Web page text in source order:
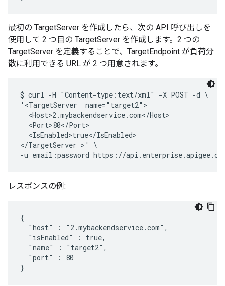
最初の TargetServer を作成したら、次の API 呼び出しを
使用して 2 つ目の TargetServer を作成します。2 つの
TargetServer を定義することで、TargetEndpoint が負荷分
散に利用できる URL が 2 つ用意されます。
$ curl -H "Content-type:text/xml" -X POST -d \
'<TargetServer  name="target2">
  <Host>2.mybackendservice.com</Host>
  <Port>80</Port>
  <IsEnabled>true</IsEnabled>
</TargetServer >' \
レスポンスの例:
{
  "host" : "2.mybackendservice.com",
  "isEnabled" : true,
  "name" : "target2",
  "port" : 80
}